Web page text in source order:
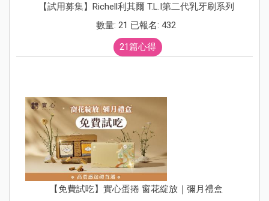
【試用募集】Richell利其爾 T.L.I第二代乳牙刷系列
數量: 21 已報名: 432
21篇心得
【免費試吃】實心蛋捲 窗花綻放｜彌月禮盒